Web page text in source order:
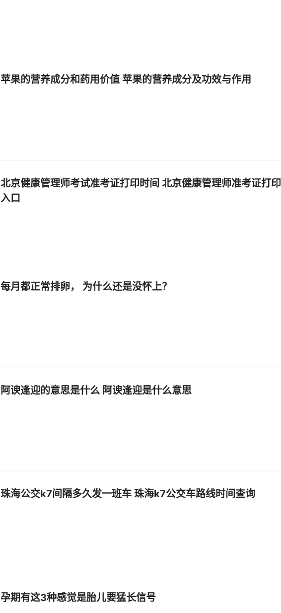
苹果的营养成分和药用价值 苹果的营养成分及功效与作用
北京健康管理师考试准考证打印时间 北京健康管理师准考证打印
入口
每月都正常排卵， 为什么还是没怀上？
阿谀逢迎的意思是什么 阿谀逢迎是什么意思
珠海公交k7间隔多久发一班车 珠海k7公交车路线时间查询
孕期有这3种感觉是胎儿要猛长信号